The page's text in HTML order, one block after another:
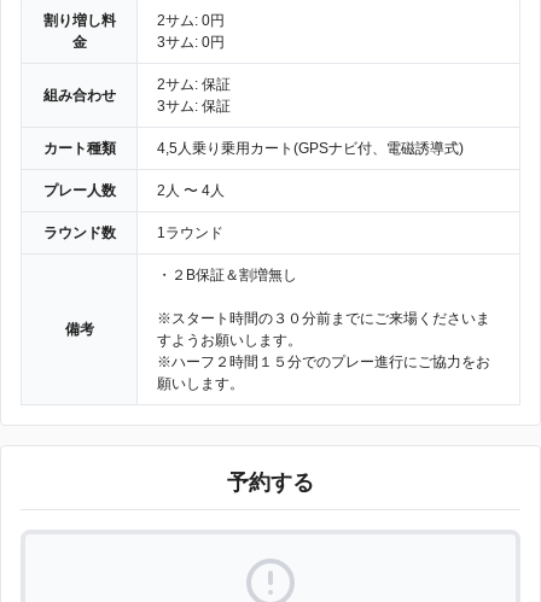
割り増し料
金
2サム: 0円
3サム: 0円
組み合わせ
2サム: 保証
3サム: 保証
カート種類 4,5人乗り乗用カート(GPSナビ付、電磁誘導式)
プレー人数 2人 〜 4人
ラウンド数 1ラウンド
備考
・２B保証＆割増無し
※スタート時間の３０分前までにご来場くださいま
すようお願いします。
※ハーフ２時間１５分でのプレー進行にご協力をお
願いします。
予約する